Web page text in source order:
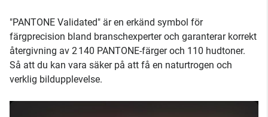
"PANTONE Validated" är en erkänd symbol för
färgprecision bland branschexperter och garanterar korrekt
återgivning av 2 140 PANTONE-färger och 110 hudtoner.
Så att du kan vara säker på att få en naturtrogen och
verklig bildupplevelse.